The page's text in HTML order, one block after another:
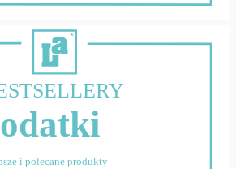
i polecane produkty